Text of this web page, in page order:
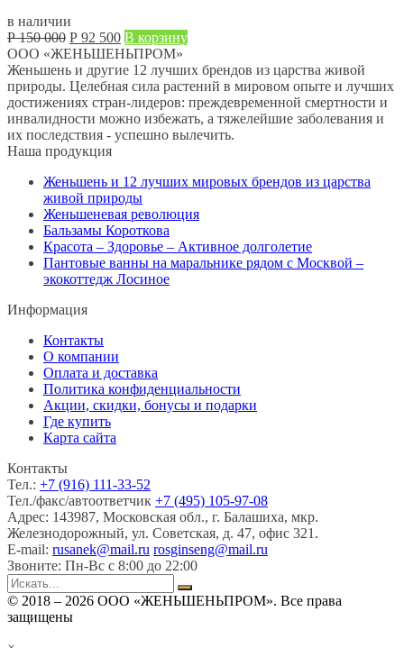
в наличии
Р 150 000 Первоначальная
цена
составляла
Р
150 000.
Р 92 500Текущая
цена:
Р
92 500.
В корзину
ООО «ЖЕНЬШЕНЬПРОМ»
Женьшень и другие 12 лучших брендов из царства живой
природы. Целебная сила растений в мировом опыте и лучших
достижениях стран-лидеров: преждевременной смертности и
инвалидности можно избежать, а тяжелейшие заболевания и
их последствия - успешно вылечить.
Наша продукция
Женьшень и 12 лучших мировых брендов из царства
живой природы
Женьшеневая революция
Бальзамы Короткова
Красота – Здоровье – Активное долголетие
Пантовые ванны на маральнике рядом с Москвой –
экокоттедж Лосиное
Информация
Контакты
О компании
Оплата и доставка
Политика конфиденциальности
Акции, скидки, бонусы и подарки
Где купить
Карта сайта
Контакты
Тел.: +7 (916) 111-33-52
Тел./факс/автоответчик +7 (495) 105-97-08
Адрес: 143987, Московская обл., г. Балашиха, мкр.
Железнодорожный, ул. Советская, д. 47, офис 321.
E-mail: rusanek@mail.ru rosginseng@mail.ru
Звоните: Пн-Вс с 8:00 до 22:00
© 2018 – 2026 ООО «ЖЕНЬШЕНЬПРОМ». Все права
защищены